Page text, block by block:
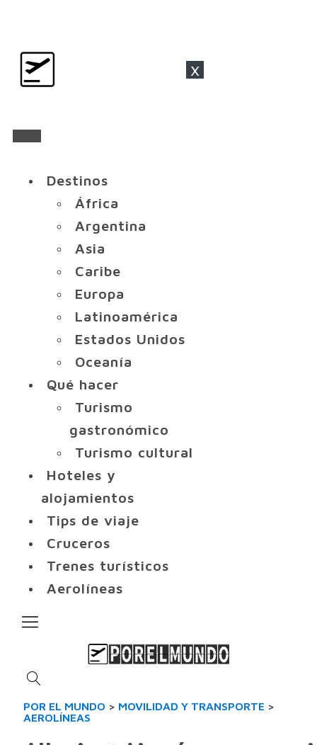
x
Destinos
África
Argentina
Asia
Caribe
Europa
Latinoamérica
Estados Unidos
Oceanía
Qué hacer
Turismo
gastronómico
Turismo cultural
Hoteles y
alojamientos
Tips de viaje
Cruceros
Trenes turísticos
Aerolíneas
POR EL MUNDO > MOVILIDAD Y TRANSPORTE >
AEROLÍNEAS